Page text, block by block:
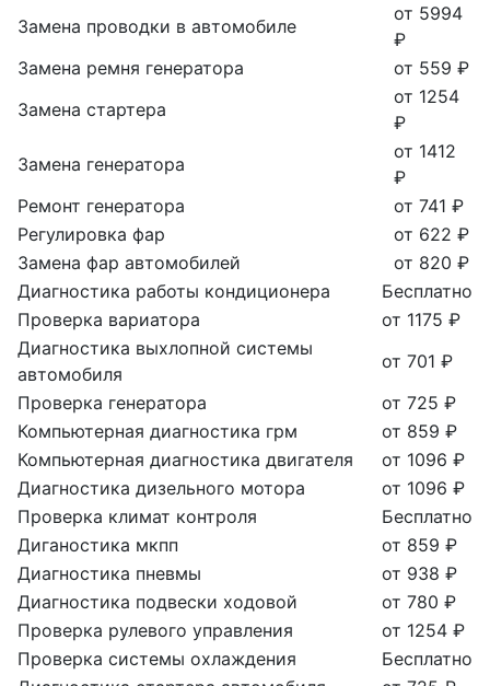
Замена проводки в автомобиле
от 5994
₽
Замена ремня генератора
от 559 ₽
Замена стартера
от 1254
₽
Замена генератора
от 1412
₽
Ремонт генератора
от 741 ₽
Регулировка фар
от 622 ₽
Замена фар автомобилей
от 820 ₽
Диагностика работы кондиционера
Бесплатно
Проверка вариатора
от 1175 ₽
Диагностика выхлопной системы
автомобиля
от 701 ₽
Проверка генератора
от 725 ₽
Компьютерная диагностика грм
от 859 ₽
Компьютерная диагностика двигателя
от 1096 ₽
Диагностика дизельного мотора
от 1096 ₽
Проверка климат контроля
Бесплатно
Диганостика мкпп
от 859 ₽
Диагностика пневмы
от 938 ₽
Диагностика подвески ходовой
от 780 ₽
Проверка рулевого управления
от 1254 ₽
Проверка системы охлаждения
Бесплатно